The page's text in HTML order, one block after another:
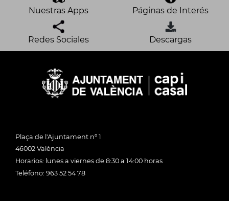
Nuestras Apps Páginas de Interés
Redes Sociales Descargas
Plaça de l'Ajuntament nº 1
46002 València
Horarios: lunes a viernes de 8:30 a 14:00 horas
Teléfono: 963 52 54 78